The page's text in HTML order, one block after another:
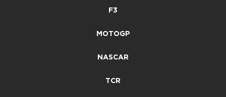
F3
MOTOGP
NASCAR
TCR